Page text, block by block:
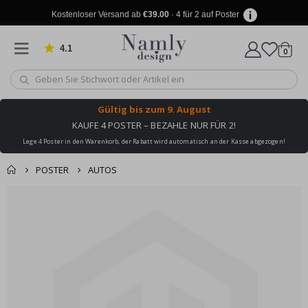
Kostenloser Versand ab €39.00· 4 für 2 auf Poster
4.1 von 1025 Bewertungen
Wagen
0
Gültig bis zum 9. August
KAUFE 4 POSTER – BEZAHLE NUR FÜR 2!
Lege 4 Poster in den Warenkorb, der Rabatt wird automatisch an der Kasse abgezogen!
POSTER AUTOS